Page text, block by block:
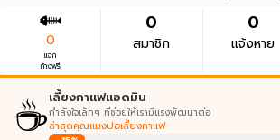
0
แจก
ก้างฟรี
0
สมาชิก
0
แจ้งหาย
☕เลี้ยงกาแฟแอดมิน
กำลังใจเล็กๆ ที่ช่วยให้เรามีแรงพัฒนาต่อ
ล่าสุดคุณแมงปอเลี้ยงกาแฟ